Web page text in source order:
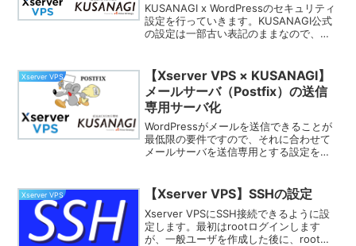
KUSANAGI x WordPressのセキュリティ
設定を行っていきます。KUSANAGI公式
の設定は一部古い表記のままなので、そ
Xserver VPS
【Xserver VPS × KUSANAGI】
メールサーバ（Postfix）の送信
専用サーバ化
WordPressがメールを送信できることが
最低限の要件ですので、それに合わせて
メールサーバを送信専用とする設定を行
Xserver VPS 【Xserver VPS】SSHの設定
Xserver VPSにSSH接続できるように設
定します。最初はrootログインします
が、一般ユーザを作成した後に、rootロ